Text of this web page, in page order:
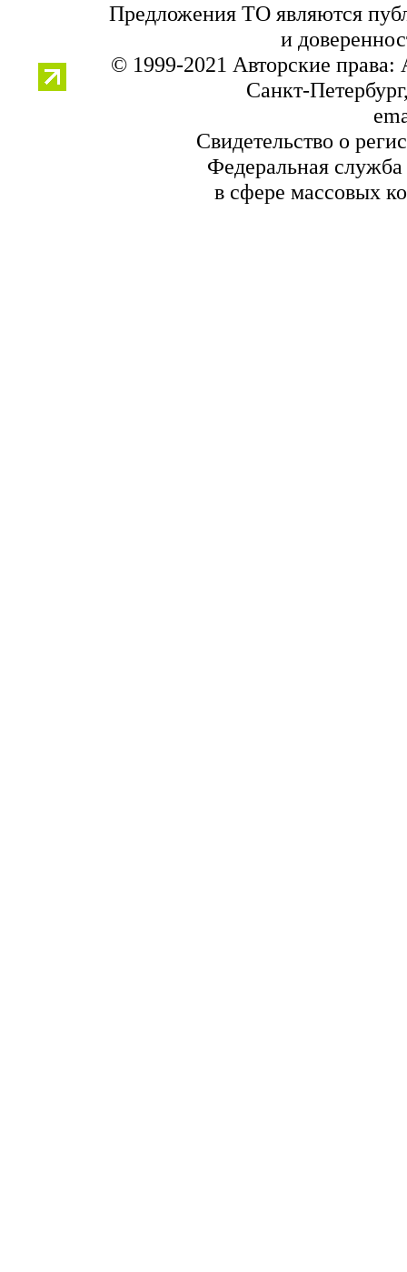
Предложения ТО являются
и
© 1999-2021 Авторские
Санкт-
Свидетельство о
Федеральная служба
в сфере массовых